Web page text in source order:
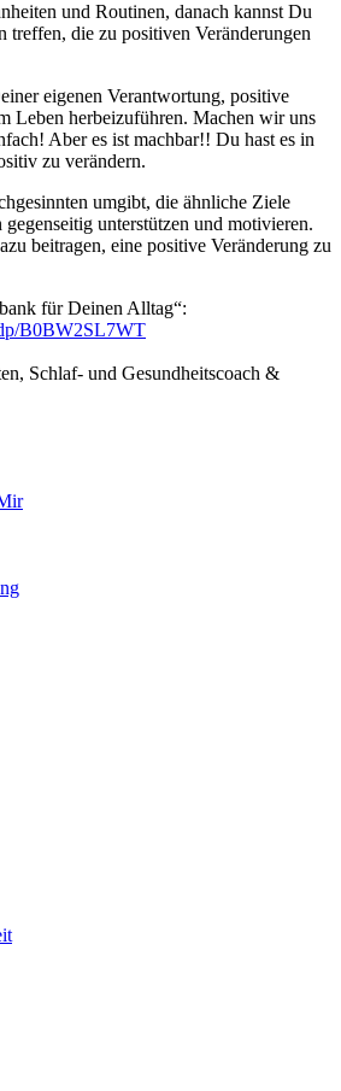
und Routinen, danach kannst Du
treffen, die zu positiven Veränderungen
eigenen Verantwortung, positive
Leben herbeizuführen. Machen wir uns
Aber es ist machbar!! Du hast es in
zu verändern.
umgibt, die ähnliche Ziele
unterstützen und motivieren.
beitragen, eine positive Veränderung zu
für Deinen Alltag“:
B0BW2SL7WT
Schlaf- und Gesundheitscoach &